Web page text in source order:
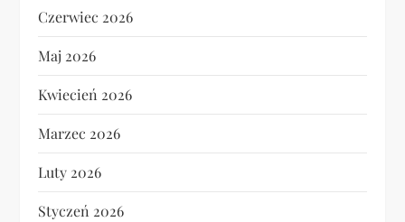
Czerwiec 2026
Maj 2026
Kwiecień 2026
Marzec 2026
Luty 2026
Styczeń 2026